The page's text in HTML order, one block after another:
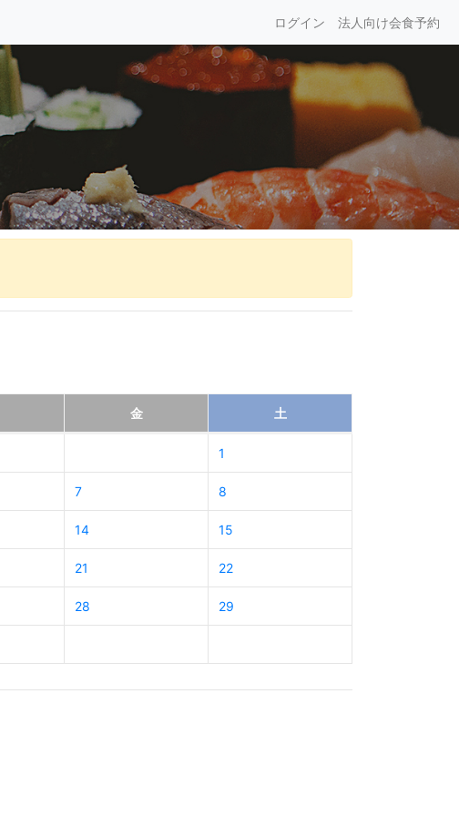
ログイン 法人向け会食予約
金 土
1
7 8
14 15
21 22
28 29